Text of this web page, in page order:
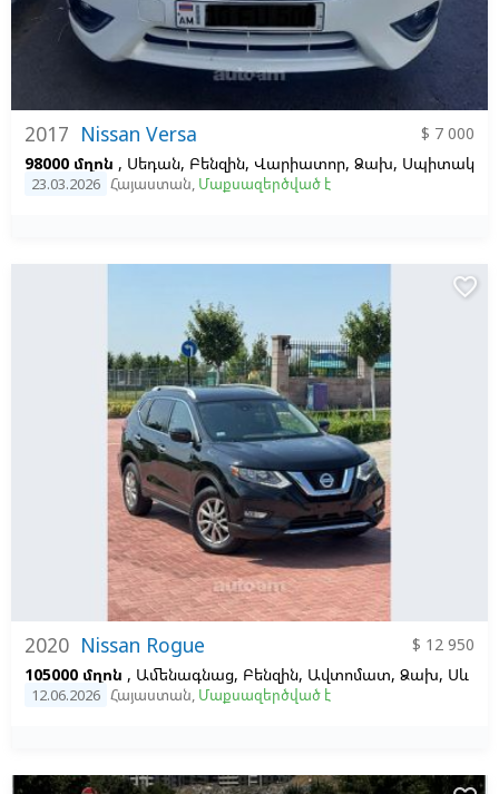
2017 Nissan Versa
$ 7 000
98000 մղոն , Սեդան, Բենզին, Վարիատոր, Ձախ, Սպիտակ
23.03.2026 Հայաստան, Մաքսազերծված է
2020 Nissan Rogue
$ 12 950
105000 մղոն , Ամենագնաց, Բենզին, Ավտոմատ, Ձախ, Սև
12.06.2026 Հայաստան, Մաքսազերծված է
favorite_border